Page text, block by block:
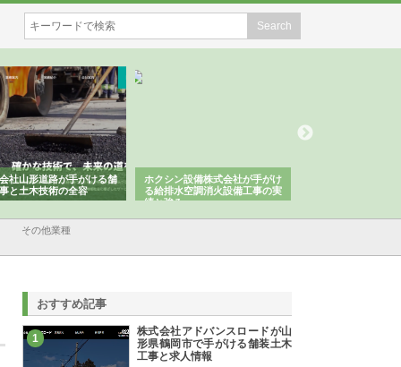
社山形道路が手がける舗
と土木技術の全容
ホクシン設備株式会社が手がけ
る給排水空調消火設備工事の実
績と強み
その他業種
おすすめ記事
1
株式会社アドバンスロードが山
形県鶴岡市で手がける舗装土木
工事と求人情報